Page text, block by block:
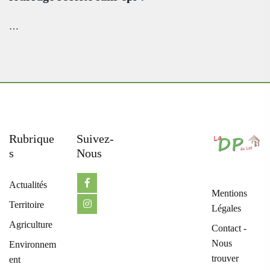
…
Rubrique
S
Actualités
Territoire
Agriculture
Environnem
ent
Suivez-
Nous
Mentions
Légales
Contact -
Nous
trouver